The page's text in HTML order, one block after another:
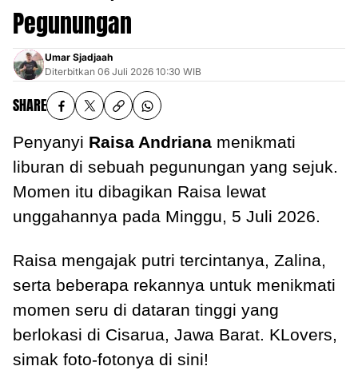
Pegunungan
Umar Sjadjaah
Diterbitkan 06 Juli 2026 10:30 WIB
SHARE
Penyanyi Raisa Andriana menikmati
liburan di sebuah pegunungan yang sejuk.
Momen itu dibagikan Raisa lewat
unggahannya pada Minggu, 5 Juli 2026.
Raisa mengajak putri tercintanya, Zalina,
serta beberapa rekannya untuk menikmati
momen seru di dataran tinggi yang
berlokasi di Cisarua, Jawa Barat. KLovers,
simak foto-fotonya di sini!